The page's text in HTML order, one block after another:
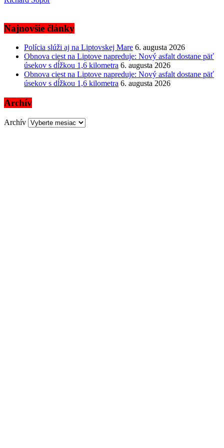
Najnovšie články
Polícia slúži aj na Liptovskej Mare 6. augusta 2026
Obnova ciest na Liptove napreduje: Nový asfalt dostane päť
úsekov s dĺžkou 1,6 kilometra 6. augusta 2026
Obnova ciest na Liptove napreduje: Nový asfalt dostane päť
úsekov s dĺžkou 1,6 kilometra 6. augusta 2026
Archív
Archív